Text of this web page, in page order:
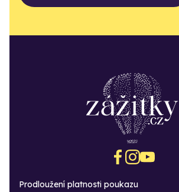
Prodloužení platnosti poukazu